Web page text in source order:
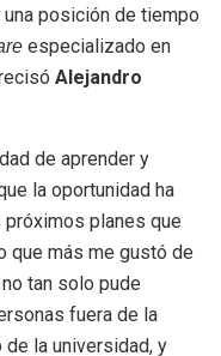
posición de tiempo
especializado en
Alejandro
de aprender y
la oportunidad ha
planes que
que más me gustó de
tan solo pude
fuera de la
de la universidad, y